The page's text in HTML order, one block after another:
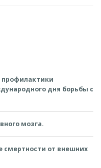
профилактики
дня борьбы с
мозга.
смертности от внешних